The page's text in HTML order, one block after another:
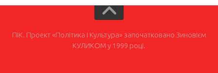
ПІК. Проект «Політика і Культура» започатковано Зиновієм
КУЛИКОМ у 1999 році.